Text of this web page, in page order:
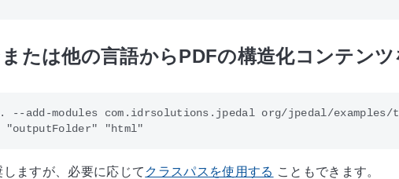
たは他の言語からPDFの構造化コンテン
--add-modules com.idrsolutions.jpedal org/jpedal/
ますが、必要に応じて クラスパスを使用する こともできます。